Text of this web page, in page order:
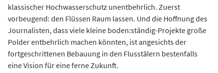
klassischer Hochwasserschutz unentbehrlich. Zuerst
vorbeugend: den Flüssen Raum lassen. Und die Hoffnung des
Journalisten, dass viele kleine boden:ständig-Projekte große
Polder entbehrlich machen könnten, ist angesichts der
fortgeschrittenen Bebauung in den Flusstälern bestenfalls
eine Vision für eine ferne Zukunft.